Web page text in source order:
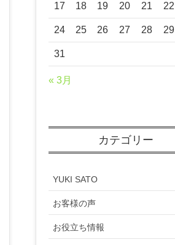
17 18 19 20 21 22
24 25 26 27 28 29
31
« 3月
カテゴリー
YUKI SATO
お客様の声
お役立ち情報